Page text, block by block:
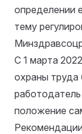
определении
тему
С 1 марта
охраны труда
положение